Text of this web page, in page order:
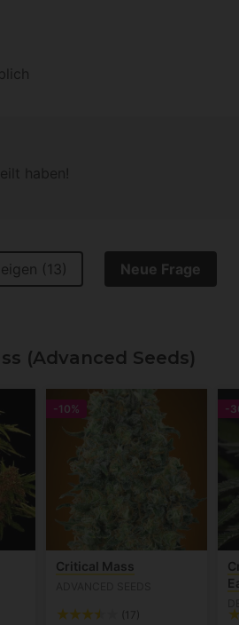
(13) Neue Frage
(Advanced Seeds)
-10%
Critical Mass
(17)
-